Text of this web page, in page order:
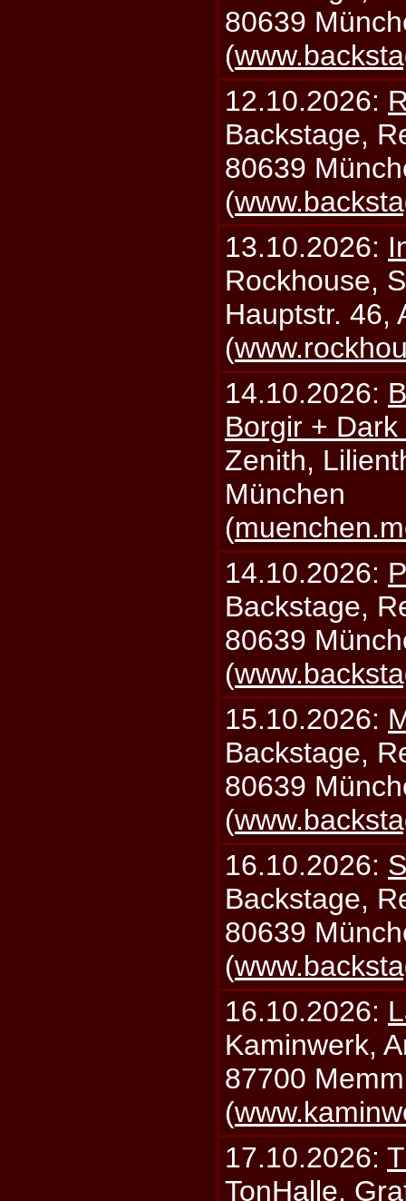
80639
(
12.10.2026:
Backstage,
80639
(
13.10.2026:
Rockhouse,
Hauptstr. 46,
(
14.10.2026:
Borgir +
Zenith,
München
(
14.10.2026:
Backstage,
80639
(
15.10.2026:
Backstage,
80639
(
16.10.2026:
Backstage,
80639
(
16.10.2026:
Kaminwerk,
87700
(
17.10.2026:
TonHalle,